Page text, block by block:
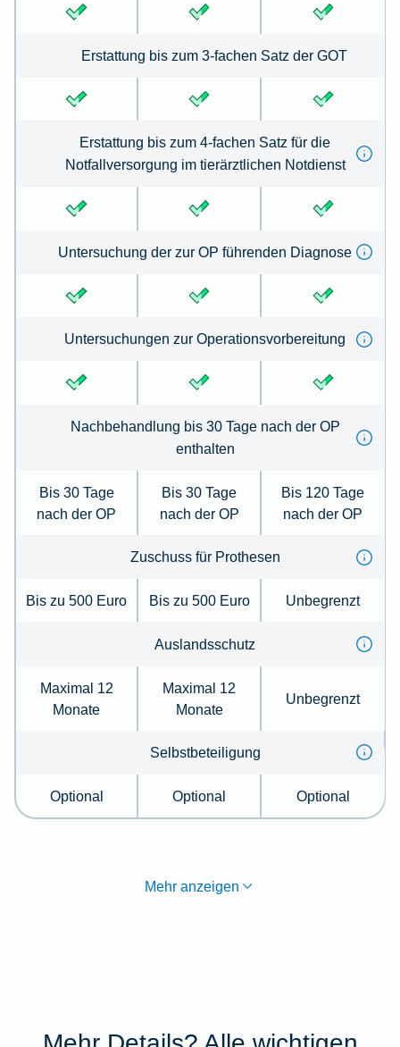
Erstattung bis zum 3-fachen Satz der GOT
Erstattung bis zum 4-fachen Satz für die
Notfallversorgung im tierärztlichen Notdienst
Untersuchung der zur OP führenden Diagnose
Untersuchungen zur Operationsvorbereitung
Nachbehandlung bis 30 Tage nach der OP
enthalten
Bis 30 Tage
nach der OP
Bis 30 Tage
nach der OP
Bis 120 Tage
nach der OP
Zuschuss für Prothesen
Bis zu 500 Euro Bis zu 500 Euro Unbegrenzt
Auslandsschutz
Maximal 12
Monate
Maximal 12
Monate
Unbegrenzt
Selbstbeteiligung
Optional Optional Optional
Mehr anzeigen